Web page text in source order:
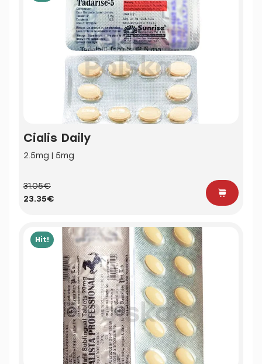
Cialis Daily
2.5mg | 5mg
31.05€
23.35€
Hit!